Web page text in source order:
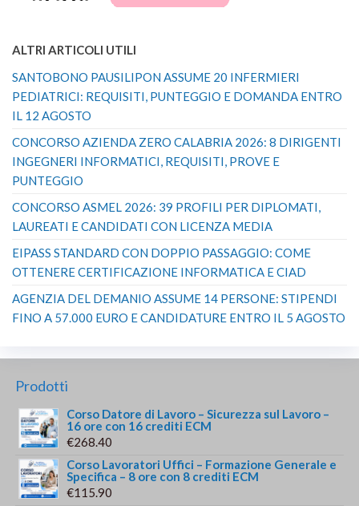
ALTRI ARTICOLI UTILI
SANTOBONO PAUSILIPON ASSUME 20 INFERMIERI
PEDIATRICI: REQUISITI, PUNTEGGIO E DOMANDA ENTRO
IL 12 AGOSTO
CONCORSO AZIENDA ZERO CALABRIA 2026: 8 DIRIGENTI
INGEGNERI INFORMATICI, REQUISITI, PROVE E
PUNTEGGIO
CONCORSO ASMEL 2026: 39 PROFILI PER DIPLOMATI,
LAUREATI E CANDIDATI CON LICENZA MEDIA
EIPASS STANDARD CON DOPPIO PASSAGGIO: COME
OTTENERE CERTIFICAZIONE INFORMATICA E CIAD
AGENZIA DEL DEMANIO ASSUME 14 PERSONE: STIPENDI
FINO A 57.000 EURO E CANDIDATURE ENTRO IL 5 AGOSTO
Prodotti
Corso Datore di Lavoro – Sicurezza sul Lavoro –
16 ore con 16 crediti ECM
€268.40
Corso Lavoratori Uffici – Formazione Generale e
Specifica – 8 ore con 8 crediti ECM
€115.90